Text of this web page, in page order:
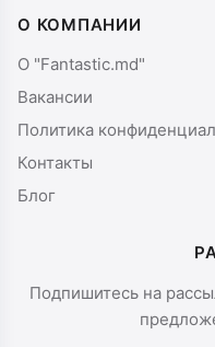
О КОМПАНИИ
О "Fantastic.md"
Вакансии
Политика
Контакты
Блог
Подпишитесь на